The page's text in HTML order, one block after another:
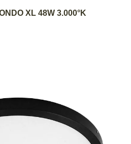
AL CARRITO
XL 48W 3.000°K